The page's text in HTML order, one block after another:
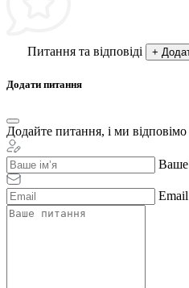
Питання та відповіді +
Додати питання
Додайте питання, і ми
Ваше
Email